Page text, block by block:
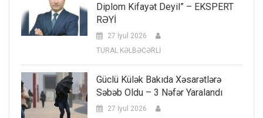
Diplom Kifayət Deyil” – EKSPERT
RƏYİ
27 İyul 2026
TURAL KƏLBƏCƏRLİ
Güclü Külək Bakıda Xəsarətlərə
Səbəb Oldu – 3 Nəfər Yaralandı
27 İyul 2026